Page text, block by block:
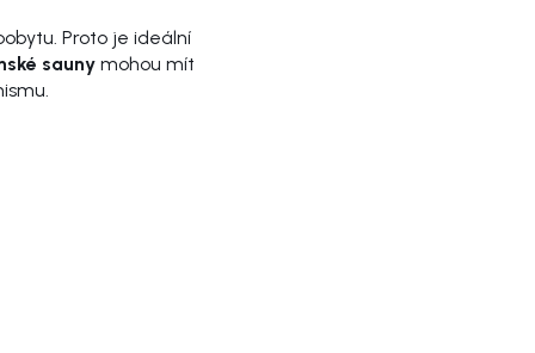
Proto je ideální
sauny mohou mít